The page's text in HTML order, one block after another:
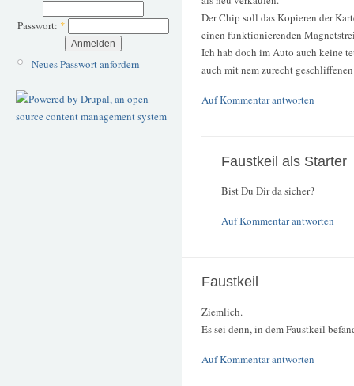
Passwort: *
Neues Passwort anfordern
Der Chip soll das Kopieren der
einen funktionierenden
Ich hab doch im Auto auch keine
auch mit nem zurecht
Auf Kommentar antworten
Faustkeil als Starter
Bist Du Dir da sicher?
Auf Kommentar antworten
Faustkeil
Ziemlich.
Es sei denn, in dem Faustkeil
Auf Kommentar antworten